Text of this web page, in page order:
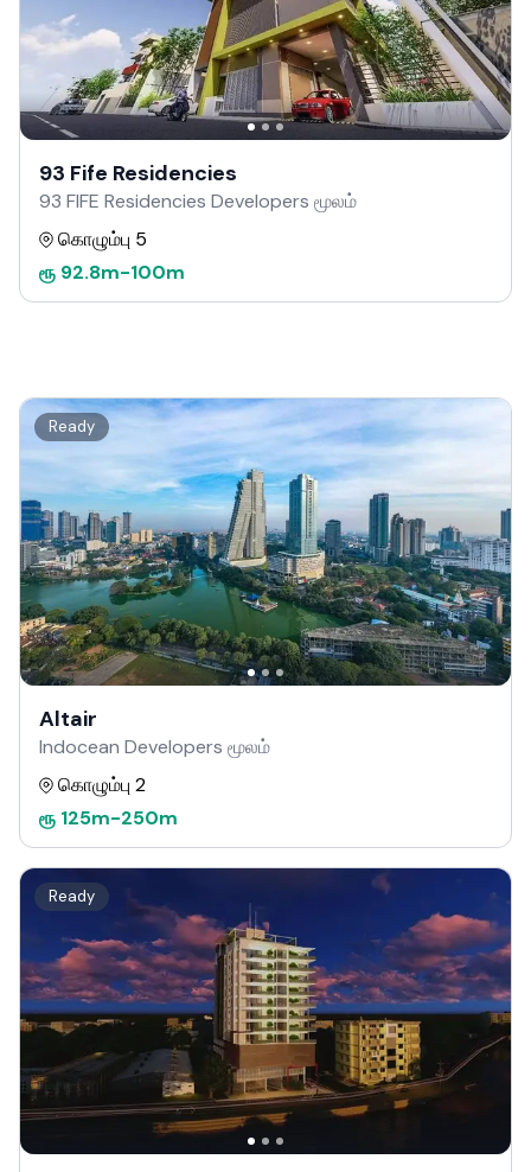
93 Fife Residencies
93 FIFE Residencies Developers மூலம்
கொழும்பு 5
ரூ 92.8m-100m
Ready
Altair
Indocean Developers மூலம்
கொழும்பு 2
ரூ 125m-250m
Ready